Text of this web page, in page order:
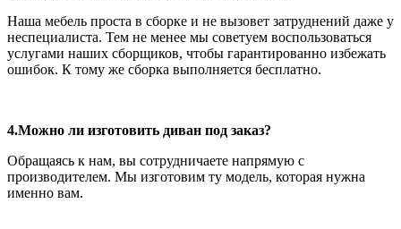
Наша мебель проста в сборке и не вызовет затруднений даже у
неспециалиста. Тем не менее мы советуем воспользоваться
услугами наших сборщиков, чтобы гарантированно избежать
ошибок. К тому же сборка выполняется бесплатно.
4.Можно ли изготовить диван под заказ?
Обращаясь к нам, вы сотрудничаете напрямую с
производителем. Мы изготовим ту модель, которая нужна
именно вам.